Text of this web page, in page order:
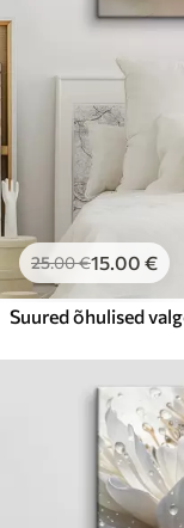
25.00€15.00 €
Suured õhulised